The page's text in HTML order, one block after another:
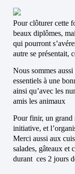
Pour clôturer cette
beaux diplômes,
qui pourront
autre se présentait,
Nous sommes
essentiels à une
ainsi qu’avec les
amis les animaux
Pour finir, un grand
initiative, et
Merci aussi aux
salades, gâteaux et
durant ces 2 jours